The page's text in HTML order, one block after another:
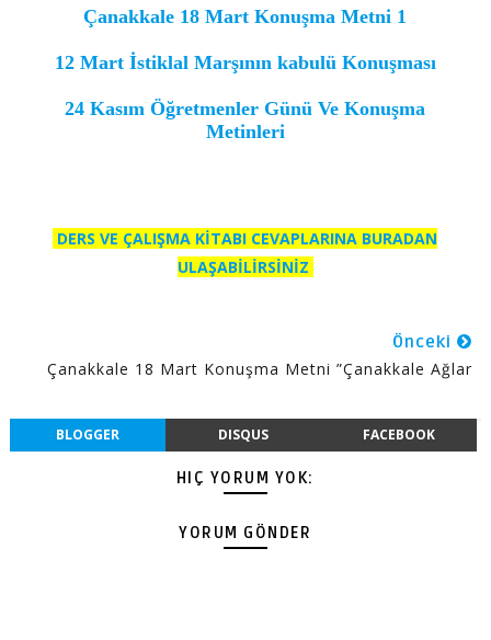
Çanakkale 18 Mart Konuşma Metni 1
12 Mart İstiklal Marşının kabulü Konuşması
24 Kasım Öğretmenler Günü Ve Konuşma
Metinleri
DERS VE ÇALIŞMA KİTABI CEVAPLARINA BURADAN
ULAŞABİLİRSİNİZ
Önceki
Çanakkale 18 Mart Konuşma Metni ”Çanakkale Ağlar
BLOGGER DISQUS FACEBOOK
HIÇ YORUM YOK:
YORUM GÖNDER